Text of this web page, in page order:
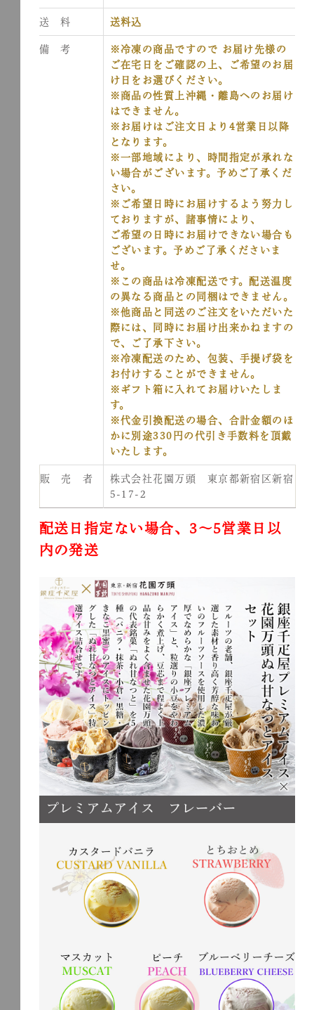
送 料 送料込
備 考
※冷凍の商品ですので お届け先様の
ご在宅日をご確認の上、ご希望のお届
け日をお選びください。
※商品の性質上沖縄・離島へのお届け
はできません。
※お届けはご注文日より4営業日以降
となります。
※一部地域により、時間指定が承れな
い場合がございます。予めご了承くだ
さい。
※ご希望日時にお届けするよう努力し
ておりますが、諸事情により、
ご希望の日時にお届けできない場合も
ございます。予めご了承くださいま
せ。
※この商品は冷凍配送です。配送温度
の異なる商品との同梱はできません。
※他商品と同送のご注文をいただいた
際には、同時にお届け出来かねますの
で、ご了承下さい。
※冷凍配送のため、包装、手提げ袋を
お付けすることができません。
※ギフト箱に入れてお届けいたしま
す。
※代金引換配送の場合、合計金額のほ
かに別途330円の代引き手数料を頂戴
いたします。
販 売 者
株式会社花園万頭 東京都新宿区新宿
5-17-2
配送日指定ない場合、3～5営業日以
内の発送